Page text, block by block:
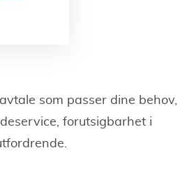
som passer dine behov,
forutsigbarhet i